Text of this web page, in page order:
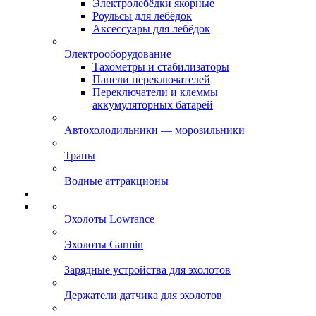
Электролебёдки якорные
Роульсы для лебёдок
Аксессуары для лебёдок
Электрооборудование
Тахометры и стабилизаторы
Панели переключателей
Переключатели и клеммы
аккумуляторных батарей
Автохолодильники — морозильники
Трапы
Водные аттракционы
Эхолоты Lowrance
Эхолоты Garmin
Зарядные устройства для эхолотов
Держатели датчика для эхолотов